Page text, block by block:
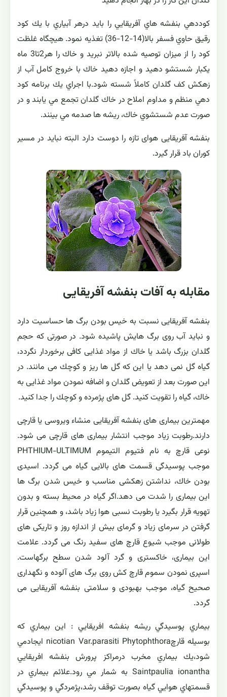
برای پرورش بنفشه آفریقایی از خاكبرگ آماده استفاده كنید.
در فصول گرم هر پانزده روز یك بار به وسیله غذاهای كمكی،
گیاه را تقویت كنید.
گلدان مناسب با توجه به حساسيت اين گياه نسبت به سرما
بهتر است آنها را در گلدانهاي پلاستيك پرورش دهيم و
ازگلدانهاي سفالي استفاده نكنيم زيرا سفال در طول ماههاي
سرد،سرما را جذب مي كند و نتيجه اين تنش سرمايي در گياه
گلدان اين كار را در بهار انجام دهيد
كوددهي بنفشه هاي آفريقايي را بايد درهر آبياري با يك كود
رقيق حاوي فسفر بالا(14-12-36) تغذيه نمود. هيچگاه غلظت
يكبار شستشو دهيد و اجازه دهيد خاك با خروج كامل آب از
زهكش كف گلدان كاملاً شسته شود.با اجراي يك برنامه كود
دهي منظم و مداوم املاح در خاك گلدان تجمع مي يابند و در
صورت عدم شستشوي خاك، ريشه ها صدمه مي بينند.
بنفشه آفریقایی هوای تازه را دوست دارد البته نباید در مسیر
کوران باد قرار گیرد.
مقابله به آفات بنفشه آفریقایی
بنفشه آفریقایی نسبت به خیس بودن برگ ها حساسیت دارد
و نباید آب روی برگ هایش پاشیده شود. در صورتی كه حجم
گلدان بزرگ باشد یا خاك از مواد غذایی كافی برخوردار نگردد،
گیاه گل نمی دهد یا این كه گل ها ریز و كوچك می مانند. در
این صورت بعد از تعویض گلدان و اضافه نمودن مواد غذایی به
خاك، گیاه را تقویت كنید. گل های پژمرده و كوچك را جدا كنید.
مهمترین بیماری های بنفشه آفریقایی منشاء ویروسی یا قارچی
دارند.رطوبت زیاد موجب انتشار بیماری های قارچی می شود.
نوعی قارچ به نام فتیوم التیموم PHTHIUM-ULTIMUM
موجب پوسیدگی قسمت های بالایی گیاه می گردد. اسیدی
بودن خاك، نداشتن زهكشی مناسب و خیس شدن برگ ها
این بیماری را شدت می دهد.اگر گیاه در محیط بسته و بدون
تهویه قرار بگیرد یا رطوبت نسبی هوا زیاد باشد، و همچنین قرار
گرفتن در سرمای زیاد و گرمای بیش از اندازه روز و تاریكی های
طولانی موجب شیوع قارچ های سفید رنگ می گردد. علامت